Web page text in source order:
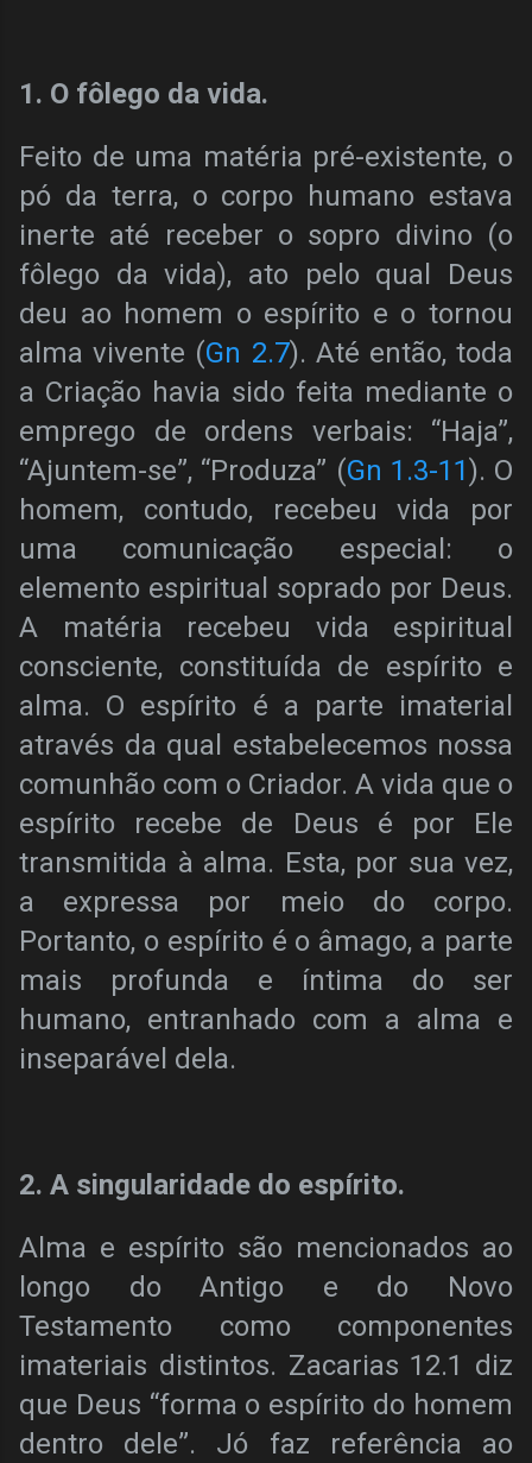
1. O fôlego da vida.
Feito de uma matéria pré-existente, o
pó da terra, o corpo humano estava
inerte até receber o sopro divino (o
fôlego da vida), ato pelo qual Deus
deu ao homem o espírito e o tornou
alma vivente (Gn 2.7). Até então, toda
a Criação havia sido feita mediante o
emprego de ordens verbais: “Haja”,
“Ajuntem-se”, “Produza” (Gn 1.3-11). O
homem, contudo, recebeu vida por
uma comunicação especial: o
elemento espiritual soprado por Deus.
A matéria recebeu vida espiritual
consciente, constituída de espírito e
alma. O espírito é a parte imaterial
através da qual estabelecemos nossa
comunhão com o Criador. A vida que o
espírito recebe de Deus é por Ele
transmitida à alma. Esta, por sua vez,
a expressa por meio do corpo.
Portanto, o espírito é o âmago, a parte
mais profunda e íntima do ser
humano, entranhado com a alma e
inseparável dela.
2. A singularidade do espírito.
Alma e espírito são mencionados ao
longo do Antigo e do Novo
Testamento como componentes
imateriais distintos. Zacarias 12.1 diz
que Deus “forma o espírito do homem
dentro dele”. Jó faz referência ao